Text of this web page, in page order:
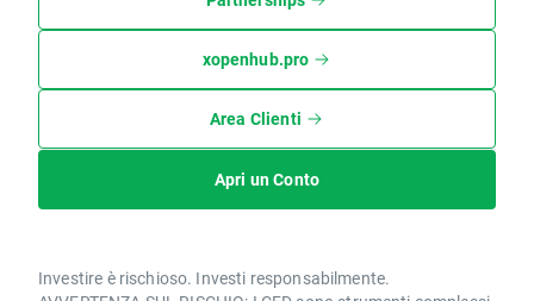
xopenhub.pro
Area Clienti
Apri un Conto
Investire è rischioso. Investi responsabilmente.